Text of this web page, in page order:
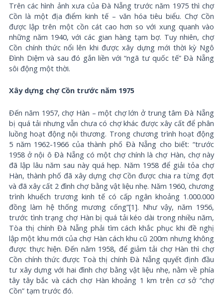
Trên các hình ảnh xưa của Đà Nẵng trước năm 1975 thì chợ
Cồn là một địa điểm kinh tế – văn hóa tiêu biểu. Chợ Cồn
được lập trên một cồn cát cao hơn so với xung quanh vào
những năm 1940, với các gian hàng tạm bợ. Tuy nhiên, chợ
Cồn chính thức nổi lên khi được xây dựng mới thời kỳ Ngô
Đình Diệm và sau đó gắn liền với “ngã tư quốc tế” Đà Nẵng
sôi động một thời.
Xây dựng chợ Cồn trước năm 1975
Đến năm 1957, chợ Hàn – một chợ lớn ở trung tâm Đà Nẵng
bị quá tải nhưng vẫn chưa có chợ khác được xây cất để phân
luồng hoạt động nội thương. Trong chương trình hoạt động
5 năm 1962-1966 của thành phố Đà Nẵng cho biết: “trước
1958 ở nội ô Đà Nẵng có một chợ chính là chợ Hàn, chợ này
đã lập lâu năm sau này quá hẹp. Năm 1958 để giải tỏa chợ
Hàn, thành phố đã xây dựng chợ Cồn được chia ra từng đợt
và đã xây cất 2 đình chợ bằng vật liệu nhẹ. Năm 1960, chương
trình khuếch trương kinh tế có cấp ngân khoảng 1.000.000
đồng làm hệ thống mương cống”[1]. Như vậy, năm 1956,
trước tình trạng chợ Hàn bị quá tải kéo dài trong nhiều năm,
Tòa thị chính Đà Nẵng phải tìm cách khắc phục khi đề nghị
lập một khu mới của chợ Hàn cách khu cũ 200m nhưng không
được thực hiện. Đến năm 1958, để giảm tải chợ Hàn thì chợ
Cồn chính thức được Toà thị chính Đà Nẵng quyết định đầu
tư xây dựng với hai đình chợ bằng vật liệu nhẹ, nằm về phía
tây tây bắc và cách chợ Hàn khoảng 1 km trên cơ sở “chợ
Cồn” tạm trước đó.